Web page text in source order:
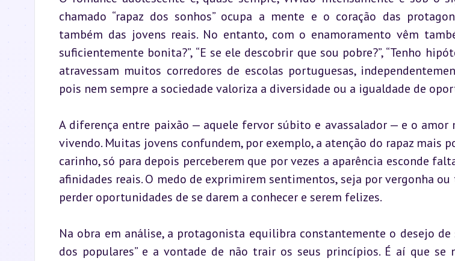
chamado “rapaz dos sonhos” ocupa a mente e o coração das
também das jovens reais. No entanto, com o enamoramento vêm
suficientemente bonita?”, “E se ele descobrir que sou pobre?”, “Tenho
atravessam muitos corredores de escolas portuguesas,
pois nem sempre a sociedade valoriza a diversidade ou a igualdade de
A diferença entre paixão — aquele fervor súbito e avassalador — e o amor
vivendo. Muitas jovens confundem, por exemplo, a atenção do rapaz mais
carinho, só para depois perceberem que por vezes a aparência esconde
afinidades reais. O medo de exprimirem sentimentos, seja por vergonha
perder oportunidades de se darem a conhecer e serem felizes.
Na obra em análise, a protagonista equilibra constantemente o desejo de
dos populares” e a vontade de não trair os seus princípios. É aí que se